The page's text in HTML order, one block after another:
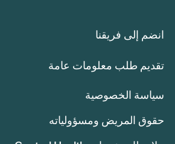
انضم إلى فريقنا
تقديم طلب معلومات عامة
سياسة الخصوصية
حقوق المريض ومسؤولياته